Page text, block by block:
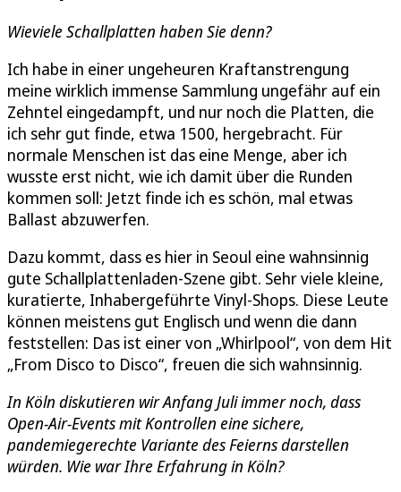
Wieviele Schallplatten haben Sie denn?
Ich habe in einer ungeheuren Kraftanstrengung
meine wirklich immense Sammlung ungefähr auf ein
Zehntel eingedampft, und nur noch die Platten, die
ich sehr gut finde, etwa 1500, hergebracht. Für
normale Menschen ist das eine Menge, aber ich
wusste erst nicht, wie ich damit über die Runden
kommen soll: Jetzt finde ich es schön, mal etwas
Ballast abzuwerfen.
Dazu kommt, dass es hier in Seoul eine wahnsinnig
gute Schallplattenladen-Szene gibt. Sehr viele kleine,
kuratierte, Inhabergeführte Vinyl-Shops. Diese Leute
können meistens gut Englisch und wenn die dann
feststellen: Das ist einer von „Whirlpool“, von dem Hit
„From Disco to Disco“, freuen die sich wahnsinnig.
In Köln diskutieren wir Anfang Juli immer noch, dass
Open-Air-Events mit Kontrollen eine sichere,
pandemiegerechte Variante des Feierns darstellen
würden. Wie war Ihre Erfahrung in Köln?